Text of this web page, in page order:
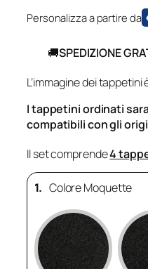
Personalizza a partire da
🚚SPEDIZIONE
L’immagine dei
I tappetini ordinati
compatibili con gli
Il set comprende4
1. Colore Moquette